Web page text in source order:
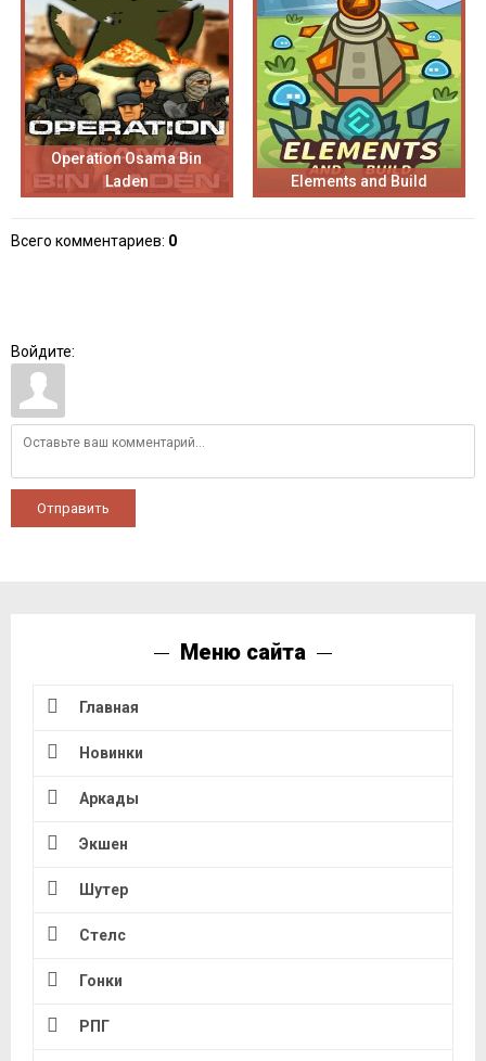
Operation Osama Bin
Laden
Elements and Build
Всего комментариев: 0
Войдите:
Отправить
Меню сайта
Главная
Новинки
Аркады
Экшен
Шутер
Стелс
Гонки
РПГ